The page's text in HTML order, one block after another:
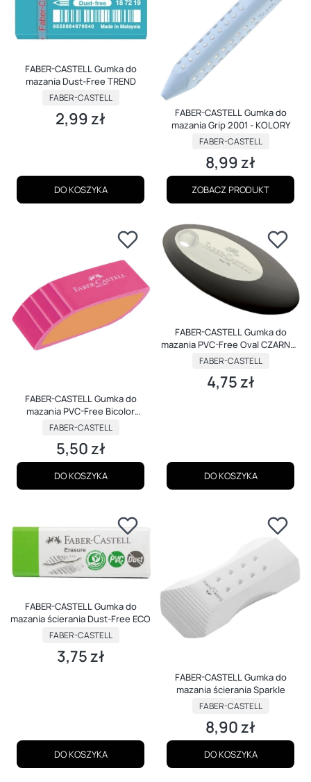
FABER-CASTELL Gumka do
mazania Dust-Free TREND
PRODUCENT
FABER-CASTELL
Cena
2,99 zł
DO KOSZYKA
FABER-CASTELL Gumka do
mazania Grip 2001 - KOLORY
PRODUCENT
FABER-CASTELL
Cena
8,99 zł
ZOBACZ PRODUKT
FABER-CASTELL Gumka do
mazania PVC-Free Bicolor
KOLOROWA
PRODUCENT
FABER-CASTELL
Cena
5,50 zł
DO KOSZYKA
FABER-CASTELL Gumka do
mazania PVC-Free Oval CZARNO-
BIAŁA
PRODUCENT
FABER-CASTELL
Cena
4,75 zł
DO KOSZYKA
FABER-CASTELL Gumka do
mazania ścierania Dust-Free ECO
PRODUCENT
FABER-CASTELL
Cena
3,75 zł
DO KOSZYKA
FABER-CASTELL Gumka do
mazania ścierania Sparkle
PRODUCENT
FABER-CASTELL
Cena
8,90 zł
DO KOSZYKA